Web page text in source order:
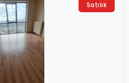
Satılık